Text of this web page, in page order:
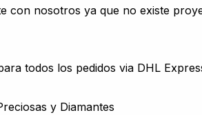
con nosotros ya que no existe
todos los pedidos via DHL
y Diamantes